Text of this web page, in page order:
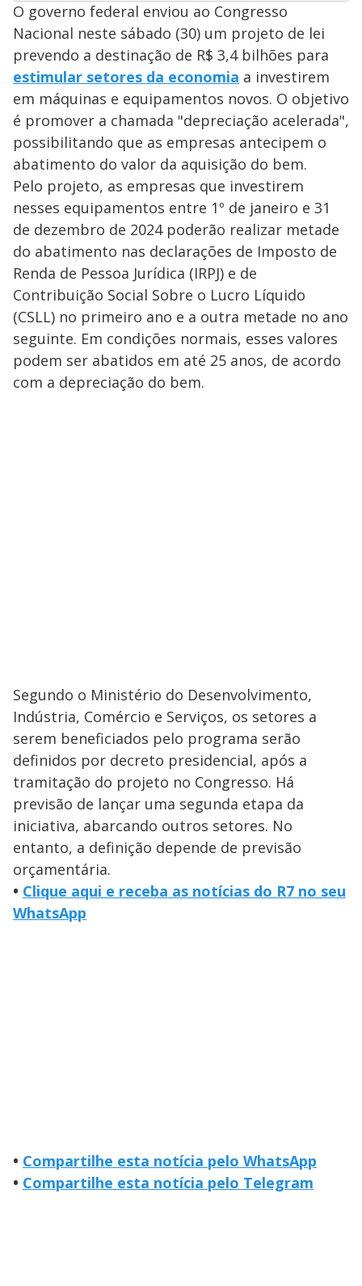
O governo federal enviou ao Congresso
Nacional neste sábado (30) um projeto de lei
prevendo a destinação de R$ 3,4 bilhões para
estimular setores da economia a investirem
em máquinas e equipamentos novos. O objetivo
é promover a chamada "depreciação acelerada",
possibilitando que as empresas antecipem o
abatimento do valor da aquisição do bem.
Pelo projeto, as empresas que investirem
nesses equipamentos entre 1º de janeiro e 31
de dezembro de 2024 poderão realizar metade
do abatimento nas declarações de Imposto de
Renda de Pessoa Jurídica (IRPJ) e de
Contribuição Social Sobre o Lucro Líquido
(CSLL) no primeiro ano e a outra metade no ano
seguinte. Em condições normais, esses valores
podem ser abatidos em até 25 anos, de acordo
com a depreciação do bem.
Segundo o Ministério do Desenvolvimento,
Indústria, Comércio e Serviços, os setores a
serem beneficiados pelo programa serão
definidos por decreto presidencial, após a
tramitação do projeto no Congresso. Há
previsão de lançar uma segunda etapa da
iniciativa, abarcando outros setores. No
entanto, a definição depende de previsão
orçamentária.
• Clique aqui e receba as notícias do R7 no seu
WhatsApp
• Compartilhe esta notícia pelo WhatsApp
• Compartilhe esta notícia pelo Telegram